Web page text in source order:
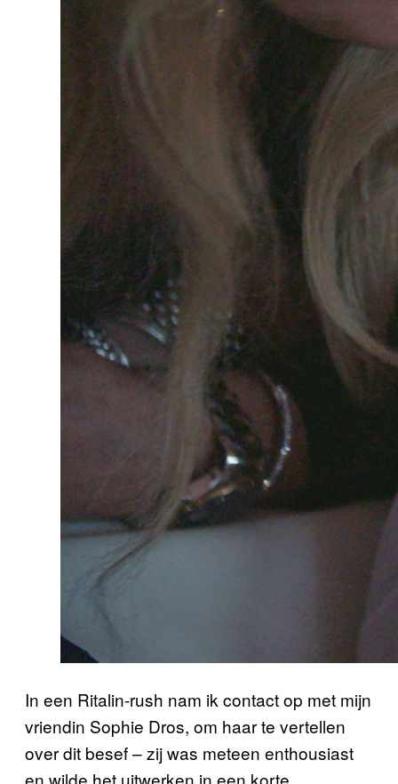
In een Ritalin-rush nam ik contact op met mijn
vriendin Sophie Dros, om haar te vertellen
over dit besef – zij was meteen enthousiast
en wilde het uitwerken in een korte